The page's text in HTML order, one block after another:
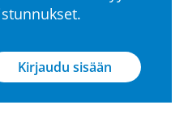
Kirjaudu sisään